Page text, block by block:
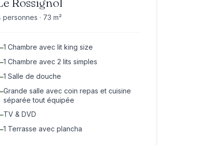
Rossignol
personnes · 73 m²
1 Chambre avec lit king size
1 Chambre avec 2 lits simples
1 Salle de douche
Grande salle avec coin repas et cuisine
séparée tout équipée
TV & DVD
1 Terrasse avec plancha